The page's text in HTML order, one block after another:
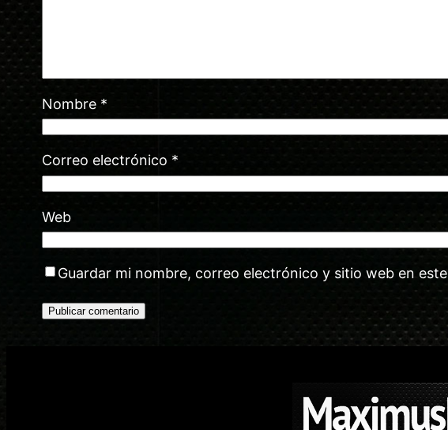
Nombre *
Correo electrónico *
Web
Guardar mi nombre, correo electrónico y sitio web en